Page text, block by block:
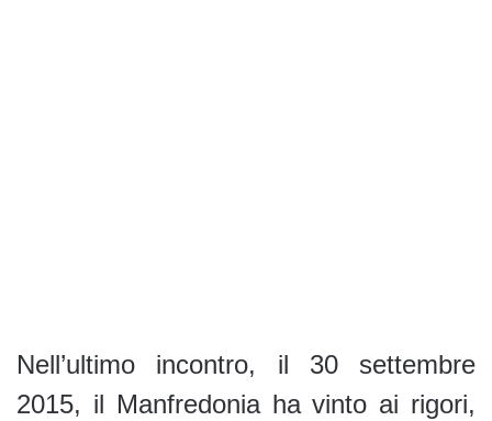
Nell’ultimo incontro, il 30 settembre
2015, il Manfredonia ha vinto ai rigori,